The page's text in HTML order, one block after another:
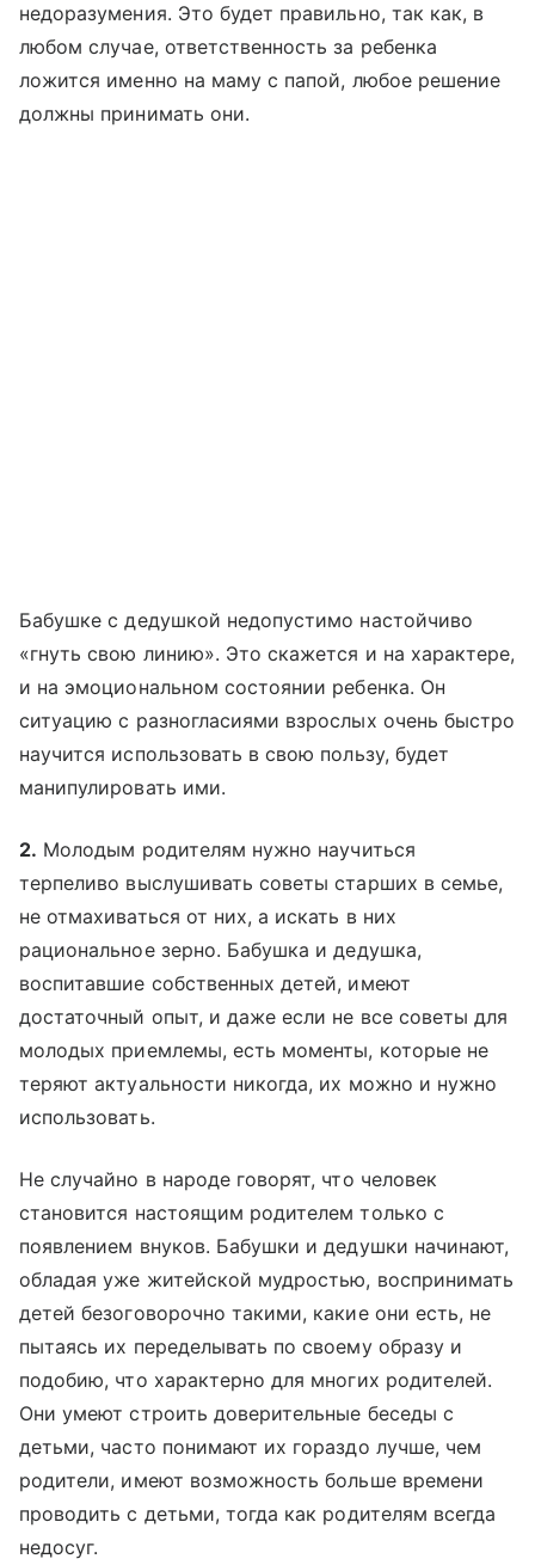
недоразумения. Это будет правильно, так как, в
любом случае, ответственность за ребенка
ложится именно на маму с папой, любое решение
должны принимать они.
Бабушке с дедушкой недопустимо настойчиво
«гнуть свою линию». Это скажется и на характере,
и на эмоциональном состоянии ребенка. Он
ситуацию с разногласиями взрослых очень быстро
научится использовать в свою пользу, будет
манипулировать ими.
2. Молодым родителям нужно научиться
терпеливо выслушивать советы старших в семье,
не отмахиваться от них, а искать в них
рациональное зерно. Бабушка и дедушка,
воспитавшие собственных детей, имеют
достаточный опыт, и даже если не все советы для
молодых приемлемы, есть моменты, которые не
теряют актуальности никогда, их можно и нужно
использовать.
Не случайно в народе говорят, что человек
становится настоящим родителем только с
появлением внуков. Бабушки и дедушки начинают,
обладая уже житейской мудростью, воспринимать
детей безоговорочно такими, какие они есть, не
пытаясь их переделывать по своему образу и
подобию, что характерно для многих родителей.
Они умеют строить доверительные беседы с
детьми, часто понимают их гораздо лучше, чем
родители, имеют возможность больше времени
проводить с детьми, тогда как родителям всегда
недосуг.